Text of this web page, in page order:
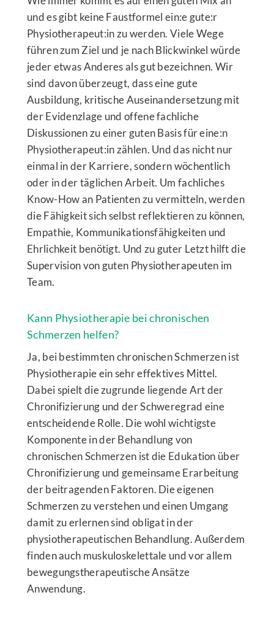
und es gibt keine Faustformel ein:e gute:r
Physiotherapeut:in zu werden. Viele Wege
führen zum Ziel und je nach Blickwinkel würde
jeder etwas Anderes als gut bezeichnen. Wir
sind davon überzeugt, dass eine gute
Ausbildung, kritische Auseinandersetzung mit
der Evidenzlage und offene fachliche
Diskussionen zu einer guten Basis für eine:n
Physiotherapeut:in zählen. Und das nicht nur
einmal in der Karriere, sondern wöchentlich
oder in der täglichen Arbeit. Um fachliches
Know-How an Patienten zu vermitteln, werden
die Fähigkeit sich selbst reflektieren zu können,
Empathie, Kommunikationsfähigkeiten und
Ehrlichkeit benötigt. Und zu guter Letzt hilft die
Supervision von guten Physiotherapeuten im
Team.
Kann Physiotherapie bei chronischen
Schmerzen helfen?
Ja, bei bestimmten chronischen Schmerzen ist
Physiotherapie ein sehr effektives Mittel.
Dabei spielt die zugrunde liegende Art der
Chronifizierung und der Schweregrad eine
entscheidende Rolle. Die wohl wichtigste
Komponente in der Behandlung von
chronischen Schmerzen ist die Edukation über
Chronifizierung und gemeinsame Erarbeitung
der beitragenden Faktoren. Die eigenen
Schmerzen zu verstehen und einen Umgang
damit zu erlernen sind obligat in der
physiotherapeutischen Behandlung. Außerdem
finden auch muskuloskelettale und vor allem
bewegungstherapeutische Ansätze
Anwendung.